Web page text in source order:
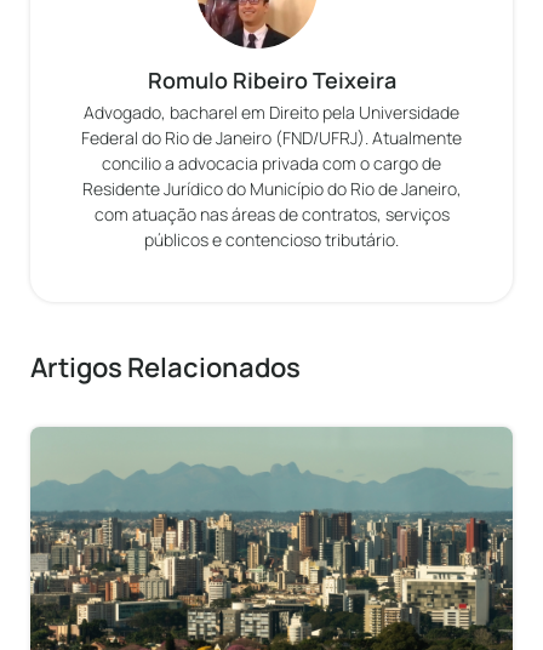
Romulo Ribeiro Teixeira
Advogado, bacharel em Direito pela Universidade
Federal do Rio de Janeiro (FND/UFRJ). Atualmente
concilio a advocacia privada com o cargo de
Residente Jurídico do Município do Rio de Janeiro,
com atuação nas áreas de contratos, serviços
públicos e contencioso tributário.
Artigos Relacionados